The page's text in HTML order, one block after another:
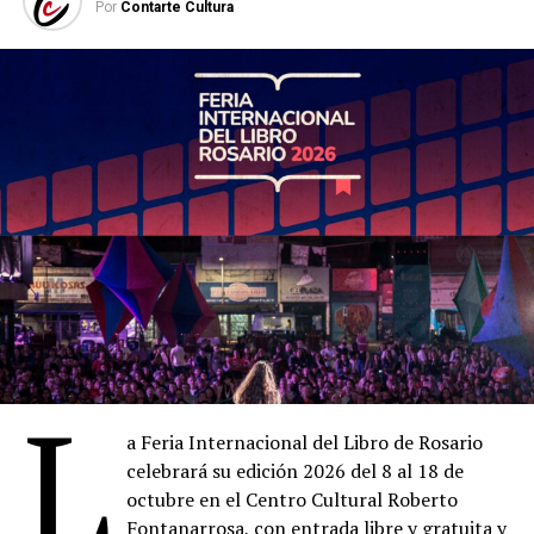
Ana María “Kuki” Miller
Nació en Mendoza y se licenció en Economía Política en
la UBA. En 1970 se incorporó a Ediciones de la Flor, la
cual codirigió junto a Daniel Divinsky hasta asumir como
Durante 55 años, la editorial publicó toda la obra de
Quino, convirtiéndolo en su autor emblemático dentro
de un extenso catálogo de gran excelencia.
Por Contarte Cultura
L
a Feria Internacional del Libro de Rosario
celebrará su edición 2026 del 8 al 18 de
octubre en el Centro Cultural Roberto
Fontanarrosa, con entrada libre y gratuita y